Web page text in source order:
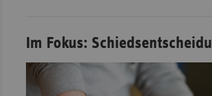
Im Fokus: